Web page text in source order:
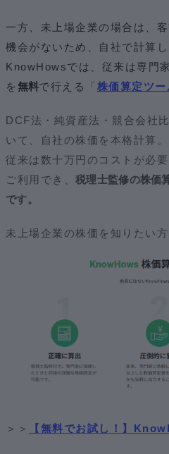
一方、未上場企業の場合は、
機会がないため、自社で計算
KnowHowsでは、従来は専門
を 無料で行える「 株価算定ツー
DCF法・純資産法・競合会社
いて、自社の株価を本格計算。
従来は数十万円のコストが必
ご利用でき、 税理士監修の株価
です。
未上場企業の株価を知りたい
＞＞ 【無料でお試し！】